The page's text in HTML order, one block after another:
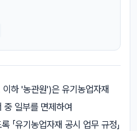
하 '농관원')은 유기농업자재
중 일부를 면제하여
「유기농업자재 공시 업무 규정」